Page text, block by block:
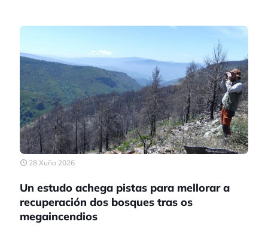
28 Xuño 2026
Un estudo achega pistas para mellorar a
recuperación dos bosques tras os
megaincendios